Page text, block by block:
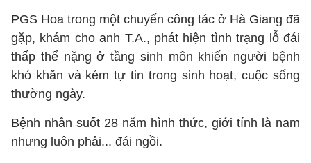
PGS Hoa trong một chuyến công tác ở Hà Giang đã
gặp, khám cho anh T.A., phát hiện tình trạng lỗ đái
thấp thể nặng ở tầng sinh môn khiến người bệnh
khó khăn và kém tự tin trong sinh hoạt, cuộc sống
thường ngày.
Bệnh nhân suốt 28 năm hình thức, giới tính là nam
nhưng luôn phải... đái ngồi.